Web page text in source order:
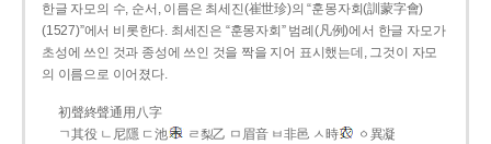
한글 자모의 수, 순서, 이름은 최세진(崔世珍)의 “훈몽자회(訓蒙字會)
(1527)”에서 비롯한다. 최세진은 “훈몽자회” 범례(凡例)에서 한글 자모가
초성에 쓰인 것과 종성에 쓰인 것을 짝을 지어 표시했는데, 그것이 자모
의 이름으로 이어졌다.
初聲終聲通用八字
ㄱ其役 ㄴ尼隱 ㄷ池
ㄹ梨乙 ㅁ眉音 ㅂ非邑 ㅅ時
ㆁ異凝